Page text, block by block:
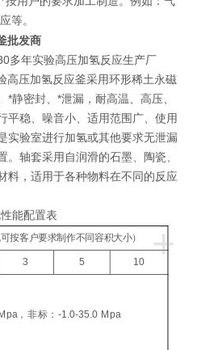
等。
批发商
多年实验高压加氢反应生产厂
高压加氢反应釜采用环形稀土永磁
*静密封、*泄漏，耐高温、高压、
平稳、噪音小、适用范围广、使用
实验室进行加氢或其他要求无泄漏
。轴套采用自润滑的石墨、陶瓷、
料，适用于各种物料在不同的反应
能配置表
+
按客户要求制作不同容积大小）
3 5 10
，非标：-1.0-35.0 Mpa